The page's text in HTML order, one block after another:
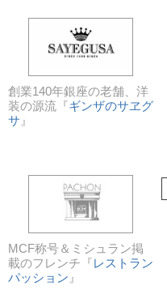
創業140年銀座の老舗、洋
装の源流『ギンザのサヱグ
サ 』
MCF称号＆ミシュラン掲
載のフレンチ『レストラン
パッション 』